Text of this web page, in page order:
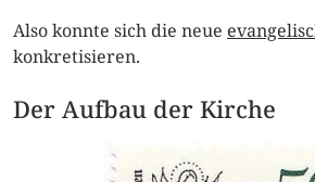
Also konnte sich die neue
konkretisieren.
Der Aufbau der Kirche